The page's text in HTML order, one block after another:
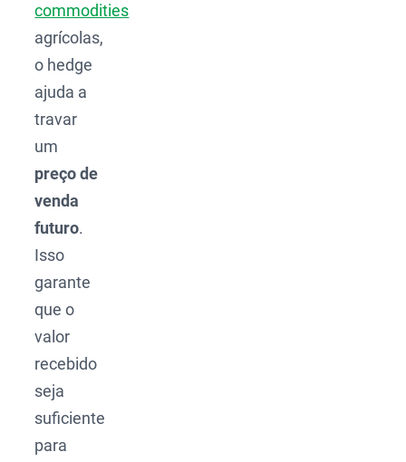
commodities
agrícolas,
o hedge
ajuda a
travar
um
preço de
venda
futuro.
Isso
garante
que o
valor
recebido
seja
suficiente
para